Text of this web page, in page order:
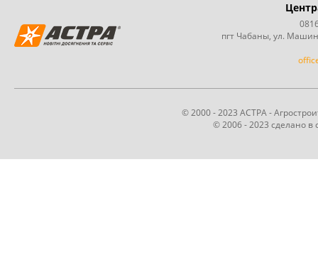
пгт Чабаны, ул.
© 2000 - 2023 АСТРА -
© 2006 - 2023 сделано в